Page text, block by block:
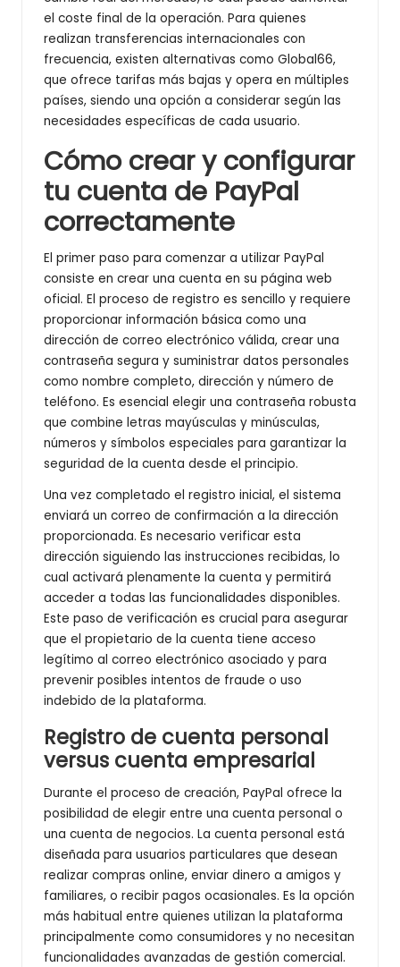
el coste final de la operación. Para quienes
realizan transferencias internacionales con
frecuencia, existen alternativas como Global66,
que ofrece tarifas más bajas y opera en múltiples
países, siendo una opción a considerar según las
necesidades específicas de cada usuario.
Cómo crear y configurar
tu cuenta de PayPal
correctamente
El primer paso para comenzar a utilizar PayPal
consiste en crear una cuenta en su página web
oficial. El proceso de registro es sencillo y requiere
proporcionar información básica como una
dirección de correo electrónico válida, crear una
contraseña segura y suministrar datos personales
como nombre completo, dirección y número de
teléfono. Es esencial elegir una contraseña robusta
que combine letras mayúsculas y minúsculas,
números y símbolos especiales para garantizar la
seguridad de la cuenta desde el principio.
Una vez completado el registro inicial, el sistema
enviará un correo de confirmación a la dirección
proporcionada. Es necesario verificar esta
dirección siguiendo las instrucciones recibidas, lo
cual activará plenamente la cuenta y permitirá
acceder a todas las funcionalidades disponibles.
Este paso de verificación es crucial para asegurar
que el propietario de la cuenta tiene acceso
legítimo al correo electrónico asociado y para
prevenir posibles intentos de fraude o uso
indebido de la plataforma.
Registro de cuenta personal
versus cuenta empresarial
Durante el proceso de creación, PayPal ofrece la
posibilidad de elegir entre una cuenta personal o
una cuenta de negocios. La cuenta personal está
diseñada para usuarios particulares que desean
realizar compras online, enviar dinero a amigos y
familiares, o recibir pagos ocasionales. Es la opción
más habitual entre quienes utilizan la plataforma
principalmente como consumidores y no necesitan
funcionalidades avanzadas de gestión comercial.